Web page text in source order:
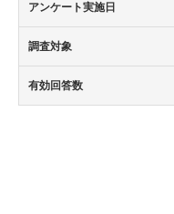
アンケート実施日
調査対象
有効回答数